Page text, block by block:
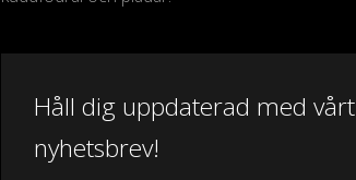
Håll dig uppdaterad med vårt
nyhetsbrev!